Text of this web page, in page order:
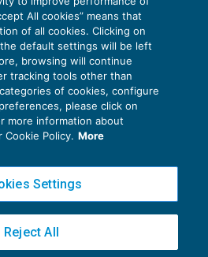
Policy
Policy
Euroconference S.p.A.v2.32.4
- 20124 Milano - info@ecnews.it
All cookies” means that
of all cookies. Clicking on
default settings will be left
browsing will continue
tracking tools other than
of cookies, configure
please click on
more information about
Cookie Policy. More
Settings
Reject All